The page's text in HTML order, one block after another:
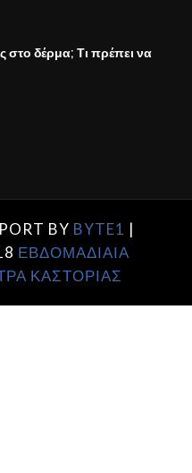
στο δέρμα; Τι πρέπει να
BY BYTE1 |
ΕΒΔΟΜΑΔΙΑΙΑ
ΚΑΣΤΟΡΙΑΣ